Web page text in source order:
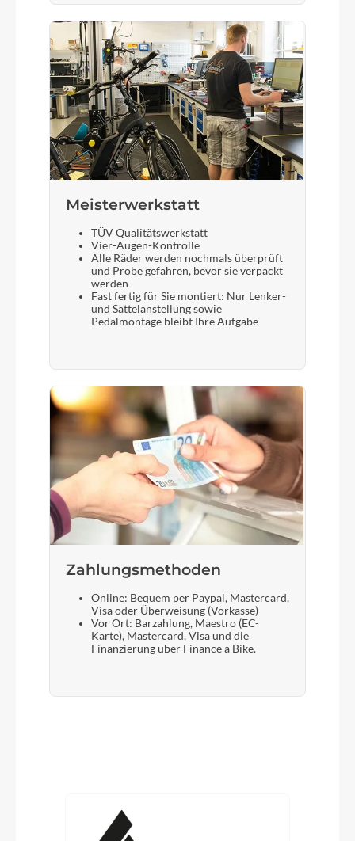
Meisterwerkstatt
TÜV Qualitätswerkstatt
Vier-Augen-Kontrolle
Alle Räder werden nochmals überprüft
und Probe gefahren, bevor sie verpackt
werden
Fast fertig für Sie montiert: Nur Lenker-
und Sattelanstellung sowie
Pedalmontage bleibt Ihre Aufgabe
Zahlungsmethoden
Online: Bequem per Paypal, Mastercard,
Visa oder Überweisung (Vorkasse)
Vor Ort: Barzahlung, Maestro (EC-
Karte), Mastercard, Visa und die
Finanzierung über Finance a Bike.